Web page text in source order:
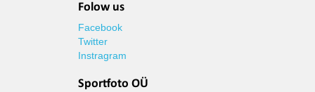
Folow us
Facebook
Twitter
Instragram
Sportfoto OÜ